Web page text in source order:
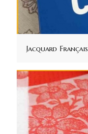
Jacquard Français